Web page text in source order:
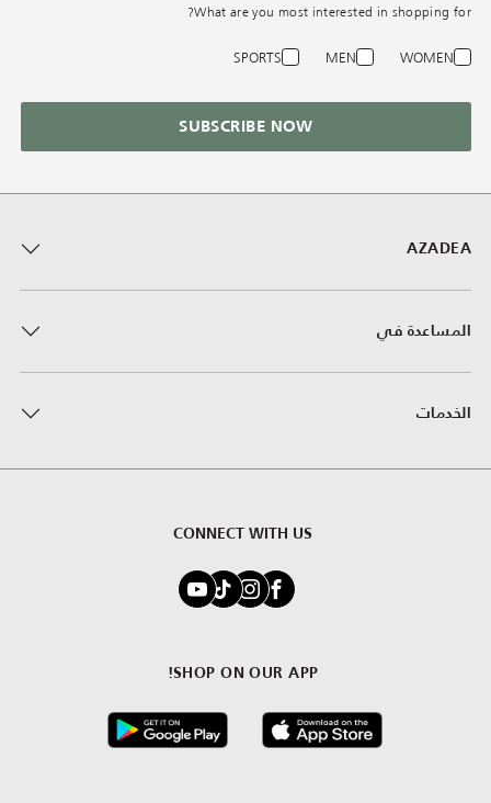
AZADEA
المساعدة في
الخدمات
CONNECT WITH US
SHOP ON OUR APP!
What are you most interested in shopping for?
WOMEN
MEN
SPORTS
SUBSCRIBE NOW